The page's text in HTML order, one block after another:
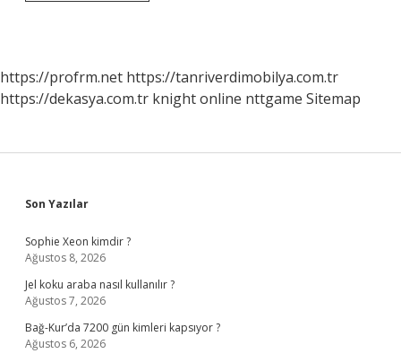
https://profrm.net https://tanriverdimobilya.com.tr
https://dekasya.com.tr knight online nttgame Sitemap
Sidebar
Son Yazılar
Sophie Xeon kimdir ?
Ağustos 8, 2026
Jel koku araba nasıl kullanılır ?
Ağustos 7, 2026
Bağ-Kur’da 7200 gün kimleri kapsıyor ?
Ağustos 6, 2026